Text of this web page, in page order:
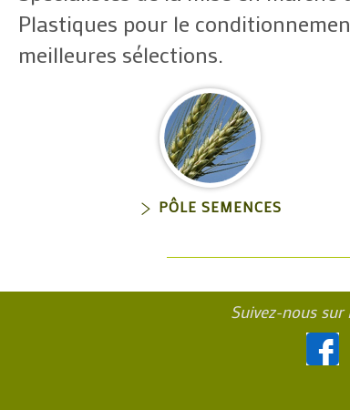
Plastiques pour le
meilleures sélections.
PÔLE SEMENCES
Suivez-nous sur